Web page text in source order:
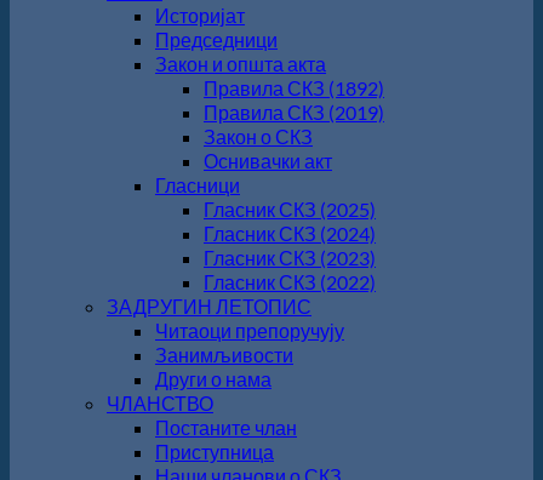
Историјат
Председници
Закон и општа акта
Правила СКЗ (1892)
Правила СКЗ (2019)
Закон о СКЗ
Оснивачки акт
Гласници
Гласник СКЗ (2025)
Гласник СКЗ (2024)
Гласник СКЗ (2023)
Гласник СКЗ (2022)
ЗАДРУГИН ЛЕТОПИС
Читаоци препоручују
Занимљивости
Други о нама
ЧЛАНСТВО
Постаните члан
Приступница